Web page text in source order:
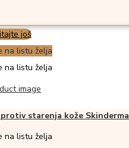
još
na listu želja
na listu želja
protiv starenja kože Skinderma
na listu želja